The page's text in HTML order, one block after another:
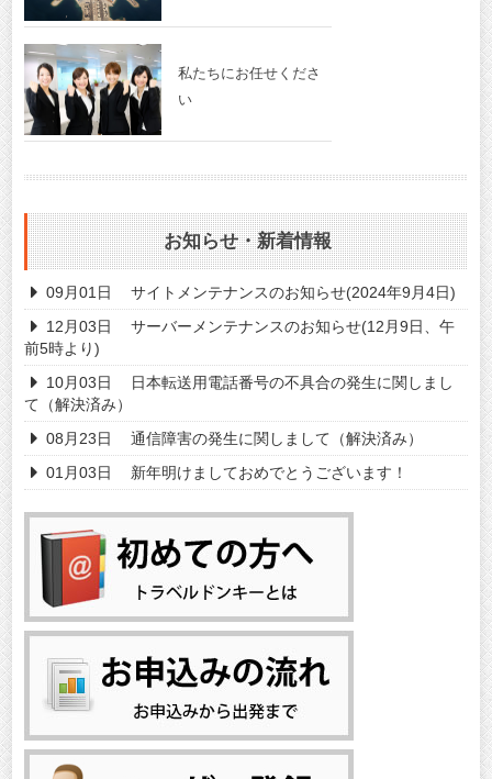
私たちにお任せくださ
い
お知らせ・新着情報
09月01日
サイトメンテナンスのお知らせ(2024年9月4日)
12月03日
サーバーメンテナンスのお知らせ(12月9日、午
前5時より)
10月03日
日本転送用電話番号の不具合の発生に関しまし
て（解決済み）
08月23日
通信障害の発生に関しまして（解決済み）
01月03日
新年明けましておめでとうございます！